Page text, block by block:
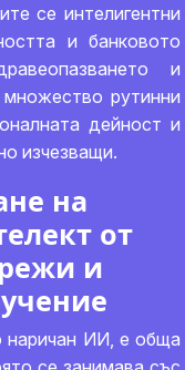
се интелигентни
и банковото
и
рутинни
дейност и
изчезващи.
на
от
и
наричан ИИ, е обща